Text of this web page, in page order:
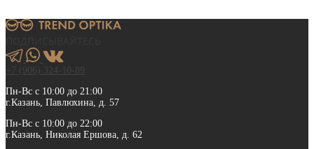
+7 (906) 324-10-89
Пн-Вс с 10:00 до 21:00
г.Казань, Павлюхина, д. 57
Пн-Вс с 10:00 до 22:00
г.Казань, Николая Ершова, д. 62